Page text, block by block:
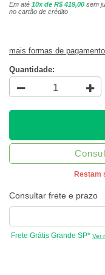
Em até 10x de R$ 419,00 sem
no cartão de crédito
mais formas de pagamento
Quantidade:
Restam
Consultar frete e prazo
Frete Grátis Grande SP* Ver